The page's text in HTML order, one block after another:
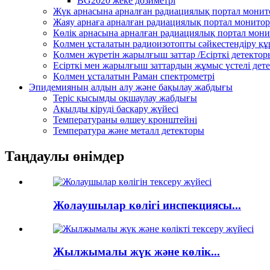
Жүк арнасына арналған радиациялық портал
Жаяу арнаға арналған радиациялық портал
Көлік арнасына арналған радиациялық портал
Қолмен ұсталатын радиоизотопты сәйкестендіру
Қолмен жүретін жарылғыш заттар /Есірткі
Есірткі мен жарылғыш заттардың жұмыс үстелі
Қолмен ұсталатын Раман спектрометрі
Эпидемияның алдын алу және бақылау жабдығы
Теріс қысымды оқшаулау жабдығы
Ақылды кіруді басқару жүйесі
Температураны өлшеу кронштейні
Температура және металл детекторы
Таңдаулы өнімдер
Жолаушылар көлігі инспекциясы...
Жылжымалы жүк және көлік...